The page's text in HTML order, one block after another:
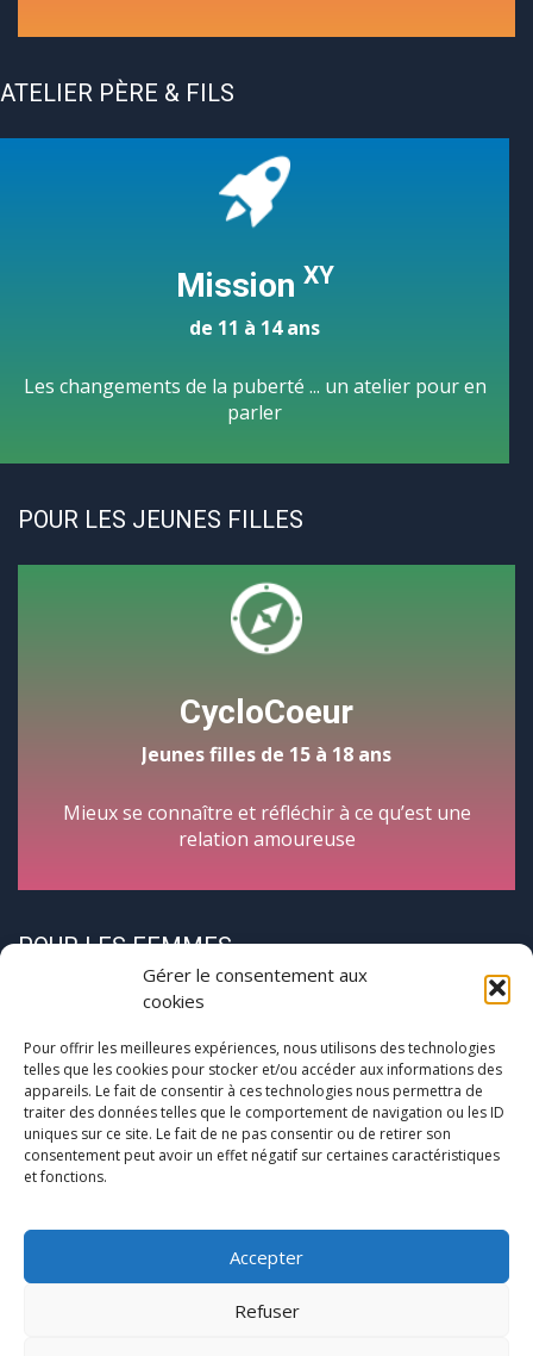
Gérer le consentement aux
cookies
Pour offrir les meilleures expériences, nous utilisons des technologies
telles que les cookies pour stocker et/ou accéder aux informations des
appareils. Le fait de consentir à ces technologies nous permettra de
traiter des données telles que le comportement de navigation ou les ID
uniques sur ce site. Le fait de ne pas consentir ou de retirer son
consentement peut avoir un effet négatif sur certaines caractéristiques
et fonctions.
Accepter
Refuser
ATELIER PÈRE & FILS
Mission XY
de 11 à 14 ans
Les changements de la puberté ... un atelier pour en
parler
POUR LES JEUNES FILLES
CycloCoeur
Jeunes filles de 15 à 18 ans
Mieux se connaître et réfléchir à ce qu’est une
relation amoureuse
POUR LES FEMMES
CycloPause
Pour les femmes concernées par la